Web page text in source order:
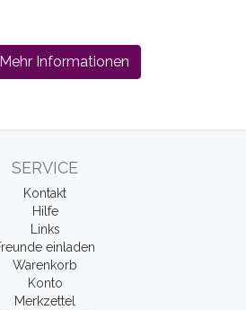
Mehr Informationen
SERVICE
Kontakt
Hilfe
Links
einladen
Warenkorb
Konto
Merkzettel